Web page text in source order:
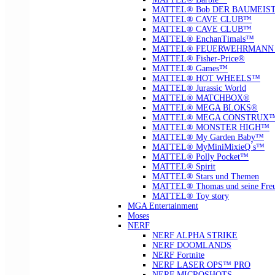
MATTEL® Bob DER
MATTEL® CAVE CLUB™
MATTEL® CAVE CLUB™
MATTEL® EnchanTimals™
MATTEL®
MATTEL® Fisher-Price®
MATTEL® Games™
MATTEL® HOT WHEELS™
MATTEL® Jurassic World
MATTEL® MATCHBOX®
MATTEL® MEGA BLOKS®
MATTEL® MEGA
MATTEL® MONSTER HIGH™
MATTEL® My Garden Baby™
MATTEL® MyMiniMixieQ ́s™
MATTEL® Polly Pocket™
MATTEL® Spirit
MATTEL® Stars und Themen
MATTEL® Thomas und seine
MATTEL® Toy story
MGA Entertainment
Moses
NERF
NERF ALPHA STRIKE
NERF DOOMLANDS
NERF Fortnite
NERF LASER OPS™ PRO